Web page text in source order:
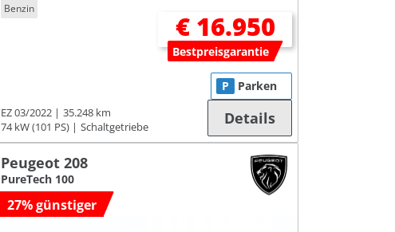
Benzin
€ 16.950
Bestpreisgarantie
EZ 03/2022
35.248 km
74 kW (101 PS)
Schaltgetriebe
P Parken
Details
Peugeot 208
PureTech 100
27% günstiger